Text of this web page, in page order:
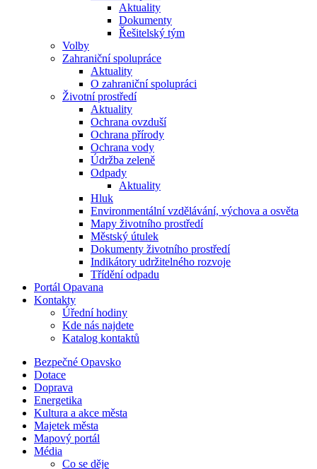
Aktuality
Dokumenty
Řešitelský tým
Volby
Zahraniční spolupráce
Aktuality
O zahraniční spolupráci
Životní prostředí
Aktuality
Ochrana ovzduší
Ochrana přírody
Ochrana vody
Údržba zeleně
Odpady
Aktuality
Hluk
Environmentální vzdělávání, výchova a osvěta
Mapy životního prostředí
Městský útulek
Dokumenty životního prostředí
Indikátory udržitelného rozvoje
Třídění odpadu
Portál Opavana
Kontakty
Úřední hodiny
Kde nás najdete
Katalog kontaktů
Bezpečné Opavsko
Dotace
Doprava
Energetika
Kultura a akce města
Majetek města
Mapový portál
Média
Co se děje